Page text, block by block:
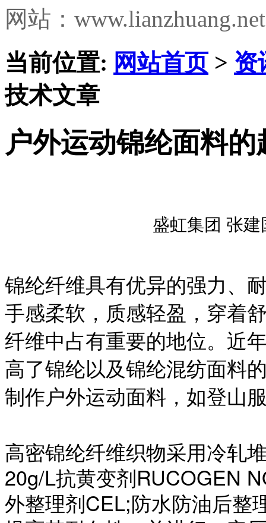
网站：www.lianzhuang.net
当前位置: 网站首页> 资
技术文章
户外运动锦纶面料
盛虹集团 张建
锦纶纤维具有优异的强力、
手感柔软，质感轻盈，穿着
纤维中占有重要的地位。近
高了锦纶以及锦纶混纺面料
制作户外运动面料，如登山
高密锦纶纤维织物采用冷轧
20g/L抗黄变剂RUCOGEN
外整理剂CEL;防水防油后整